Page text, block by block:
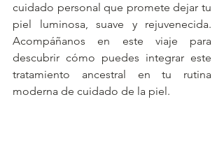
cuidado personal que promete dejar tu
piel luminosa, suave y rejuvenecida.
Acompáñanos en este viaje para
descubrir cómo puedes integrar este
tratamiento ancestral en tu rutina
moderna de cuidado de la piel.